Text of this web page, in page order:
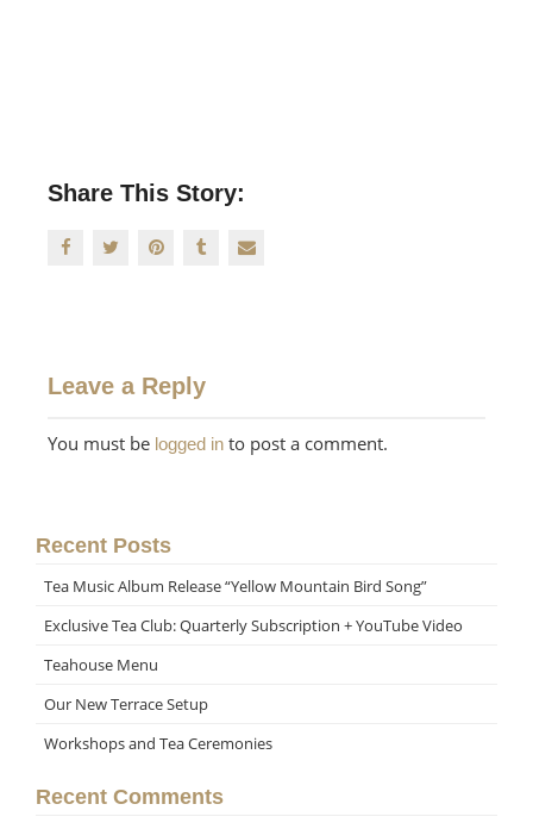
Share This Story:
Leave a Reply
You must be logged in to post a comment.
Recent Posts
Tea Music Album Release “Yellow Mountain Bird Song”
Exclusive Tea Club: Quarterly Subscription + YouTube Video
Teahouse Menu
Our New Terrace Setup
Workshops and Tea Ceremonies
Recent Comments